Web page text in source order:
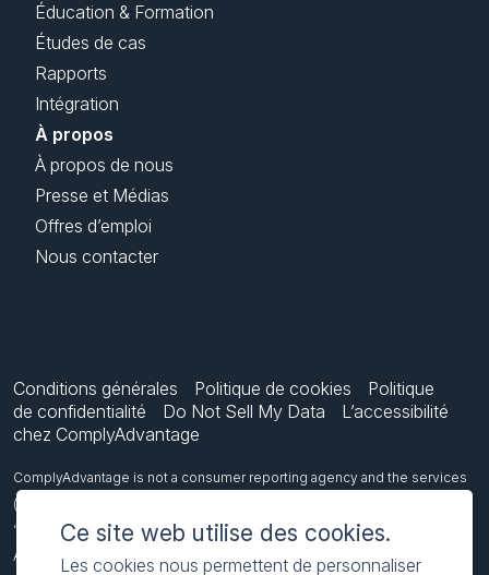
Ce site web utilise des cookies.
Les cookies nous permettent de personnaliser
Éducation & Formation
Études de cas
Rapports
Intégration
À propos
À propos de nous
Presse et Médias
Offres d’emploi
Nous contacter
Conditions générales Politique de cookies
Politique
de confidentialité
Do Not Sell My Data
L’accessibilité
chez ComplyAdvantage
ComplyAdvantage is not a consumer reporting agency and the services
(and the data provided as part of its services) do not constitute a
‘consumer report’ for the purposes of the Federal Fair Credit Reporting
Act (FCRA), 15 U.S.C. sec. 1681 et seq. The data we provide to you may